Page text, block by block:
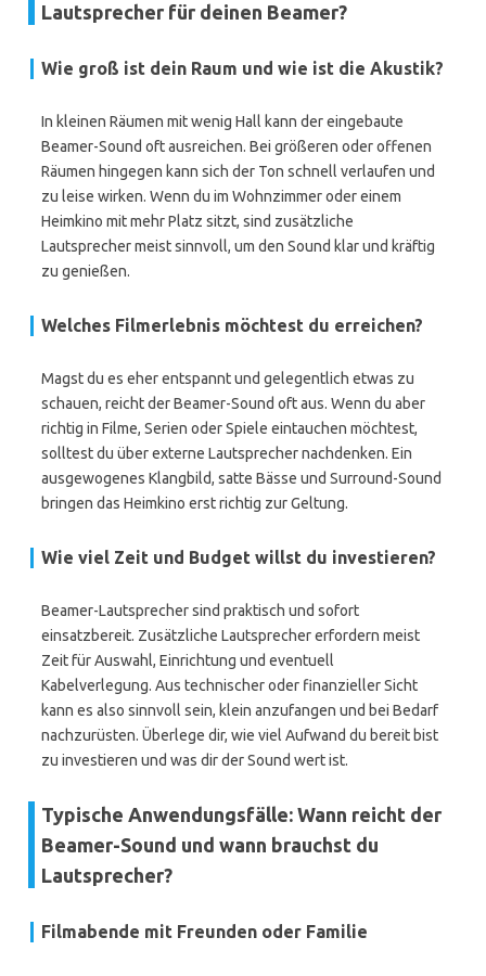
Lautsprecher für deinen Beamer?
Wie groß ist dein Raum und wie ist die Akustik?
In kleinen Räumen mit wenig Hall kann der eingebaute
Beamer-Sound oft ausreichen. Bei größeren oder offenen
Räumen hingegen kann sich der Ton schnell verlaufen und
zu leise wirken. Wenn du im Wohnzimmer oder einem
Heimkino mit mehr Platz sitzt, sind zusätzliche
Lautsprecher meist sinnvoll, um den Sound klar und kräftig
zu genießen.
Welches Filmerlebnis möchtest du erreichen?
Magst du es eher entspannt und gelegentlich etwas zu
schauen, reicht der Beamer-Sound oft aus. Wenn du aber
richtig in Filme, Serien oder Spiele eintauchen möchtest,
solltest du über externe Lautsprecher nachdenken. Ein
ausgewogenes Klangbild, satte Bässe und Surround-Sound
bringen das Heimkino erst richtig zur Geltung.
Wie viel Zeit und Budget willst du investieren?
Beamer-Lautsprecher sind praktisch und sofort
einsatzbereit. Zusätzliche Lautsprecher erfordern meist
Zeit für Auswahl, Einrichtung und eventuell
Kabelverlegung. Aus technischer oder finanzieller Sicht
kann es also sinnvoll sein, klein anzufangen und bei Bedarf
nachzurüsten. Überlege dir, wie viel Aufwand du bereit bist
zu investieren und was dir der Sound wert ist.
Typische Anwendungsfälle: Wann reicht der
Beamer-Sound und wann brauchst du
Lautsprecher?
Filmabende mit Freunden oder Familie